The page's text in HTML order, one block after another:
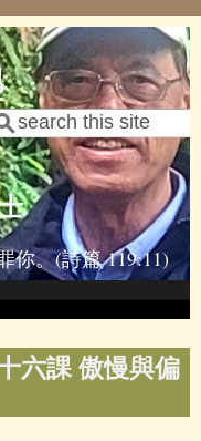
form
你。(詩篇 119:11)
六課 傲慢與偏